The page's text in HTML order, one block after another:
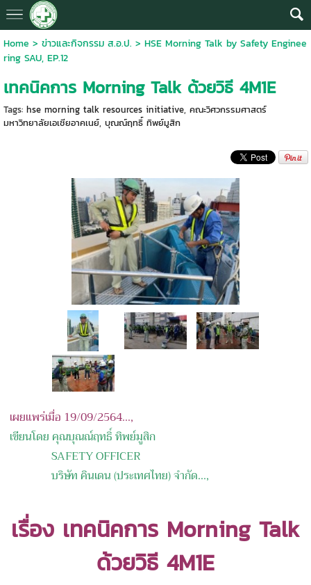
Home > ข่าวและกิจกรรม ส.อ.ป. > HSE Morning Talk by Safety Enginee
ring SAU, EP.12
เทคนิคการ Morning Talk ด้วยวิธี 4M1E
Tags: hse morning talk resources initiative, คณะวิศวกรรมศาสตร์
มหาวิทยาลัยเอเชียอาคเนย์, บุณณ์ฤทธิ์ ทิพย์มูสิก
เผยแพร่เมื่อ 19/09/2564...,
เขียนโดย คุณบุณณ์ฤทธิ์ ทิพย์มูสิก
SAFETY OFFICER
บริษัท คินเดน (ประเทศไทย) จำกัด...,
เรื่อง เทคนิคการ Morning Talk
ด้วยวิธี 4M1E